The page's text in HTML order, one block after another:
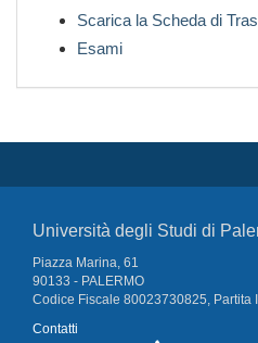
Scarica la Scheda di
Esami
Università degli Studi di
Piazza Marina, 61
90133 - PALERMO
Codice Fiscale 80023730825, Partita
Contatti